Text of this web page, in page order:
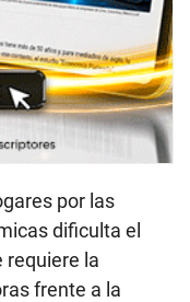
por las
dificulta el
requiere la
frente a la